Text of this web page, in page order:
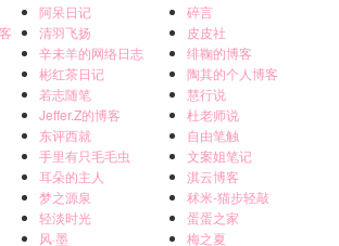
阿呆日记
清羽飞扬
辛未羊的网络日志
彬红茶日记
若志随笔
Jeffer.Z的博客
东评西就
手里有只毛毛虫
耳朵的主人
梦之源泉
轻淡时光
风·墨
碎言
皮皮社
绯鞠的博客
陶其的个人博客
慧行说
杜老师说
自由笔触
文案姐笔记
淇云博客
秫米-猫步轻敲
蛋蛋之家
梅之夏